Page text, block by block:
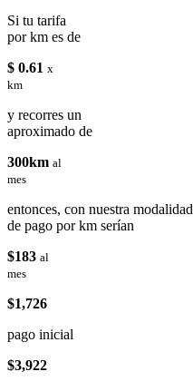
Si tu tarifa
por km es de
$ 0.61 x
km
y recorres un
aproximado de
300km al
mes
entonces, con nuestra modalidad
de pago por km serían
$183 al
mes
$1,726
pago inicial
$3,922